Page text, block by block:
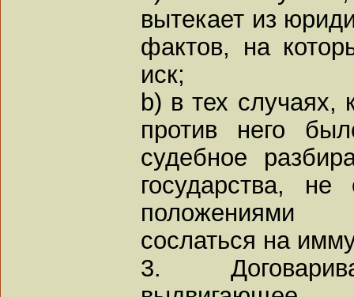
вытекает из
фактов, на
иск;
b) в тех случаях,
против него
судебное
государства,
положениями
сослаться на
3.